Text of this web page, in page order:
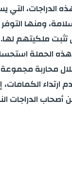
الدراجات، التي
ومنها
تثبت ملكيتهم لها.
هذه الحملة
محاربة
ارتداء
الدراجات